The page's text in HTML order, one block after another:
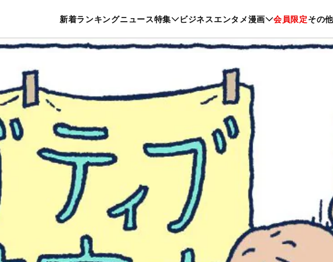
新着ランキングニュース特集 ビジネスエンタメ漫画 会員限定その他
暮らし スポーツ ヘルスケア 美容 グルメ ファッション 恋